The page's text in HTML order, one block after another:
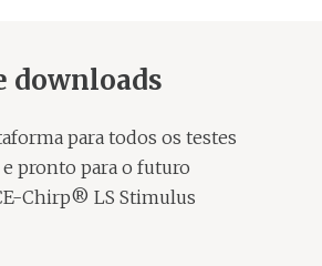
downloads
para todos os testes
pronto para o futuro
Chirp® LS Stimulus